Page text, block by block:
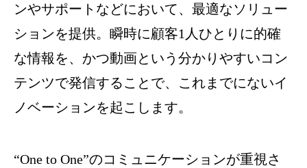
ンやサポートなどにおいて、最適なソリュー
ションを提供。瞬時に顧客1人ひとりに的確
な情報を、かつ動画という分かりやすいコン
テンツで発信することで、これまでにないイ
ノベーションを起こします。
“One to One”のコミュニケーションが重視さ